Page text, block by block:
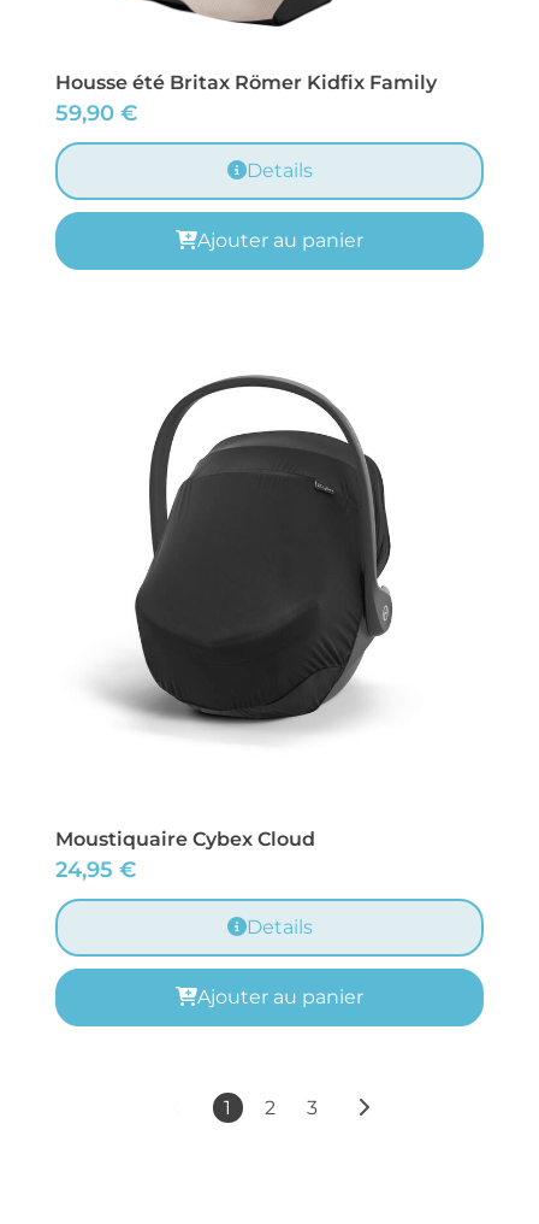
Housse été Britax Römer Kidfix Family
59,90 €
Details
Ajouter au panier
Moustiquaire Cybex Cloud
24,95 €
Details
Ajouter au panier
1 2 3